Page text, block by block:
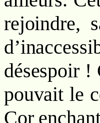
rejoindre,
désespoir !
pouvait le
Cor